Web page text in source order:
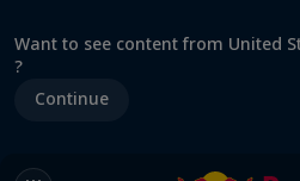
Want to see content from United
?
Continue